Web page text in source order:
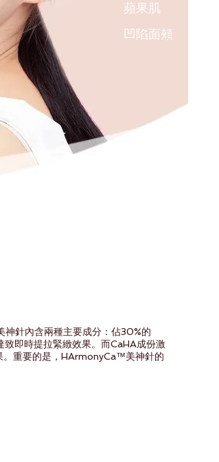
蘋果肌
凹陷面頰
針內含兩種主要成分：佔30%的
即時提拉緊緻效果。而CaHA成份激
。重要的是，HArmonyCa™美神針的